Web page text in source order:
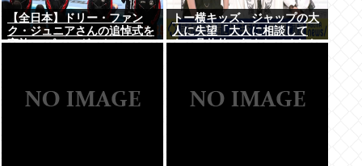
【全日本】ドリー・ファン
ク・ジュニアさんの追悼式を
実施 スピニング・トー・ホー
トー横キッズ、ジャップの大
人に失望「大人に相談して
も、具体的に何もしてくれな